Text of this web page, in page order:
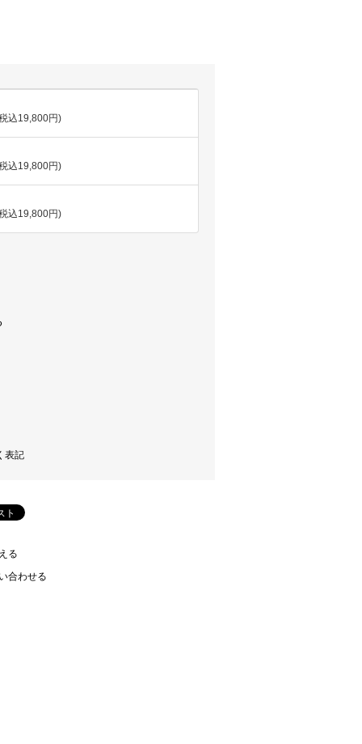
込19,800円)
込19,800円)
込19,800円)
表記
る
合わせる